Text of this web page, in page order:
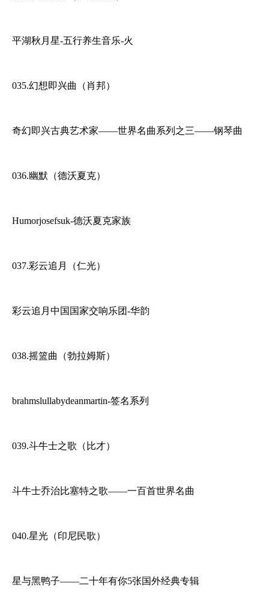
平湖秋月星-五行养生音乐-火
035.幻想即兴曲（肖邦）
奇幻即兴古典艺术家——世界名曲系列之三——钢琴曲
036.幽默（德沃夏克）
Humorjosefsuk-德沃夏克家族
037.彩云追月（仁光）
彩云追月中国国家交响乐团-华韵
038.摇篮曲（勃拉姆斯）
brahmslullabydeanmartin-签名系列
039.斗牛士之歌（比才）
斗牛士乔治比塞特之歌——一百首世界名曲
040.星光（印尼民歌）
星与黑鸭子——二十年有你5张国外经典专辑